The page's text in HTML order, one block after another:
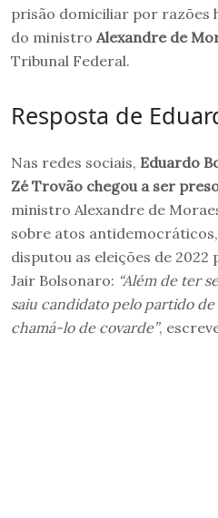
prisão domiciliar por razões
do ministro Alexandre de
Tribunal Federal.
Resposta de
Nas redes sociais, Eduardo
Zé Trovão chegou a ser
ministro Alexandre de
sobre atos
disputou as eleições de
Jair Bolsonaro: “Além de ter
saiu candidato pelo partido de
chamá-lo de covarde”,